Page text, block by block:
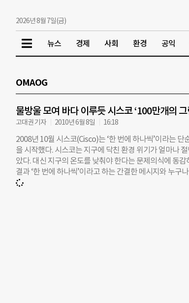
2026년 8월 7일(금)
뉴스 경제 사회 환경 공익
OMAOG
물방울 모여 바다 이루듯 시스코 ‘100만개의 그
고대권 기자 2010년 6월 8일 16:18
2008년 10월 시스코(Cisco)는 ‘한 번에 하나씩’이라는
을 시작했다. 시스코는 지구에 닥친 환경 위기가 얼마나
았다. 대신 지구의 온도를 낮춰야 한다는 문제의식에 동
결과 ‘한 번에 하나씩’이라고 하는 간결한 메시지와 누구
라는 슬로건은 시민들의 작은 행동이 모이면 엄청난 효과